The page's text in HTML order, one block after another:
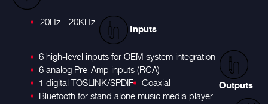
20Hz - 20KHz Inputs
6 high-level inputs for OEM system integration
6 analog Pre-Amp inputs (RCA)
1 digital TOSLINK/SPDIF Coaxial
Bluetooth for stand alone music media player
Outputs